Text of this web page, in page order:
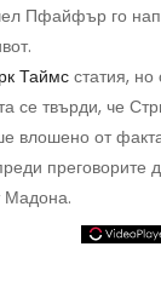
Пфайфър го
Таймс статия,
се твърди, че
влошено от
преговорите
Мадона.